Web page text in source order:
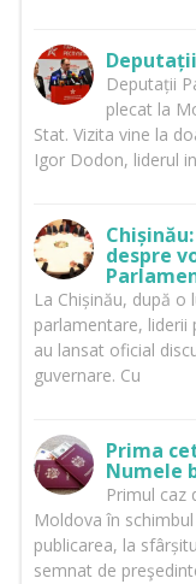
Deputații
plecat la
Stat. Vizita vine la
Igor Dodon, liderul
despre
La Chișinău, după
parlamentare, liderii
au lansat oficial
guvernare. Cu
Prima
Numele
Primul caz
Moldova în
publicarea, la
semnat de